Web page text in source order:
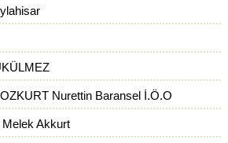
Nurettin Baransel İ.Ö.O
Melek Akkurt